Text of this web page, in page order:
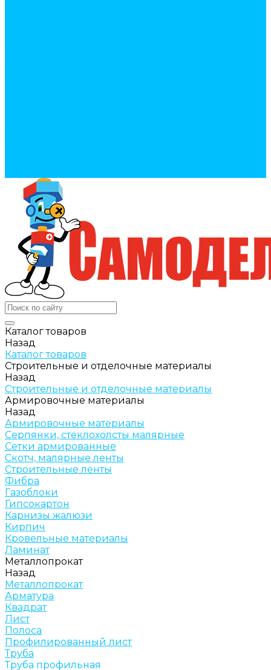
Каталог товаров
Назад
Каталог товаров
Строительные и отделочные материалы
Назад
Строительные и отделочные материалы
Армировочные материалы
Назад
Армировочные материалы
Серпянки, стеклохолсты малярные
Сетки армированные
Скотч, малярные ленты
Строительные ленты
Фибра
Газоблоки
Гипсокартон
Карнизы жалюзи
Кирпич
Кровельные материалы
Ламинат
Металлопрокат
Назад
Металлопрокат
Арматура
Квадрат
Лист
Полоса
Профилированный лист
Труба
Труба профильная